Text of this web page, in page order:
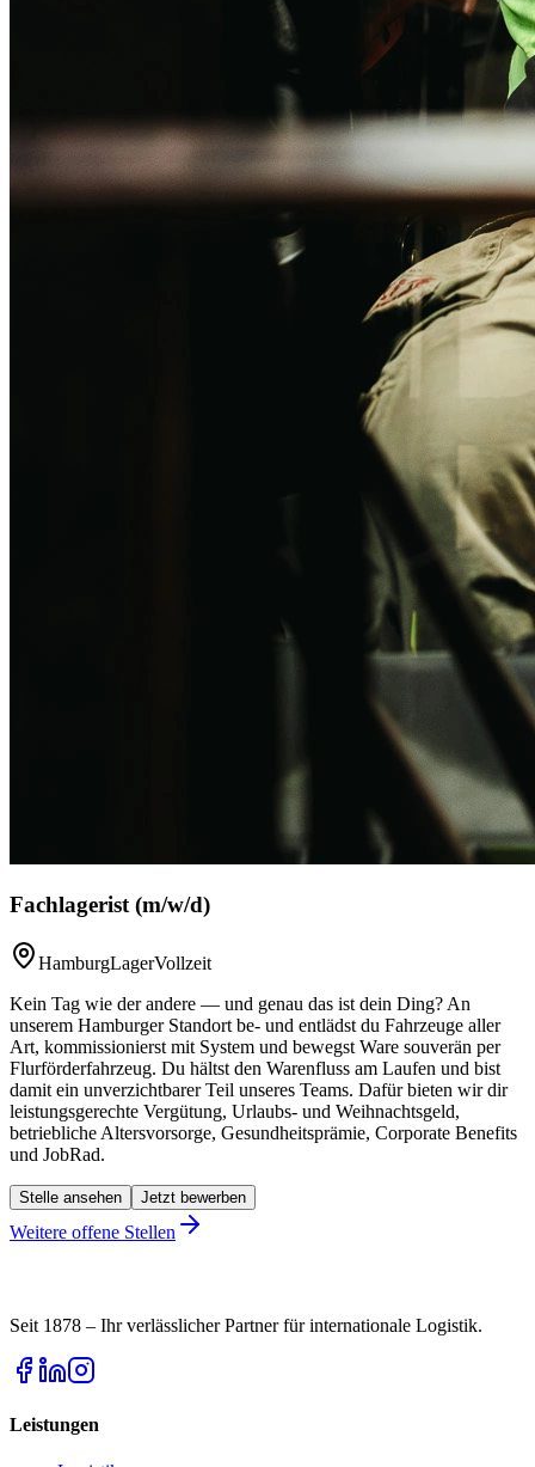
Fachlagerist (m/w/d)
HamburgLagerVollzeit
Kein Tag wie der andere — und genau das ist dein Ding? An
unserem Hamburger Standort be- und entlädst du Fahrzeuge aller
Art, kommissionierst mit System und bewegst Ware souverän per
Flurförderfahrzeug. Du hältst den Warenfluss am Laufen und bist
damit ein unverzichtbarer Teil unseres Teams. Dafür bieten wir dir
leistungsgerechte Vergütung, Urlaubs- und Weihnachtsgeld,
betriebliche Altersvorsorge, Gesundheitsprämie, Corporate Benefits
und JobRad.
Stelle ansehen Jetzt bewerben
Weitere offene Stellen
Seit 1878 – Ihr verlässlicher Partner für internationale Logistik.
Leistungen